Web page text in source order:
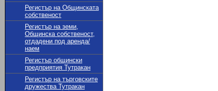
Регистър на Общинската
собственост
Регистър на земи,
Общинска собственост,
отдадени под аренда/
наем
Регистър общински
предприятия Тутракан
Регистър на търговските
дружества Тутракан